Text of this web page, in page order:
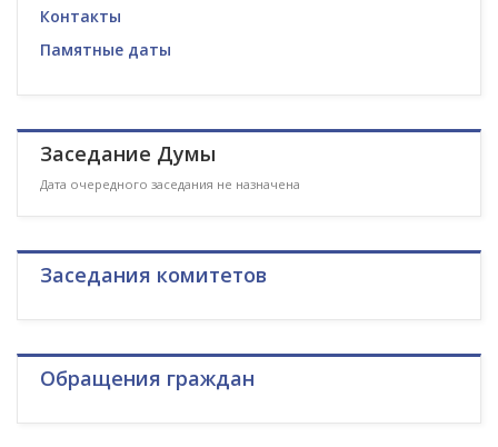
Контакты
Памятные даты
Заседание Думы
Дата очередного заседания не назначена
Заседания комитетов
Обращения граждан